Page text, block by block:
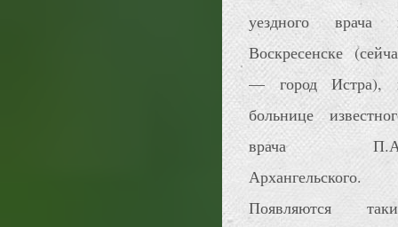
уездного врача
Воскресенске
— город Истра),
больнице
врача
Архангельского.
Появляются